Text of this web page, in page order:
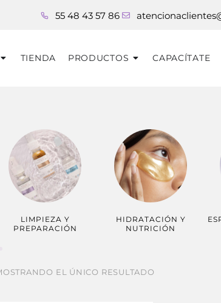
55 48 43 57 86
TIENDA PRODUCTOS CAPACÍTATE
LIMPIEZA Y
PREPARACIÓN
HIDRATACIÓN Y
NUTRICIÓN
EL ÚNICO RESULTADO